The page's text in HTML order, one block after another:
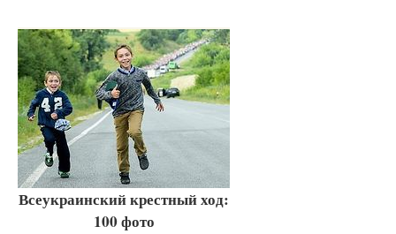
Всеукраинский крестный ход:
100 фото